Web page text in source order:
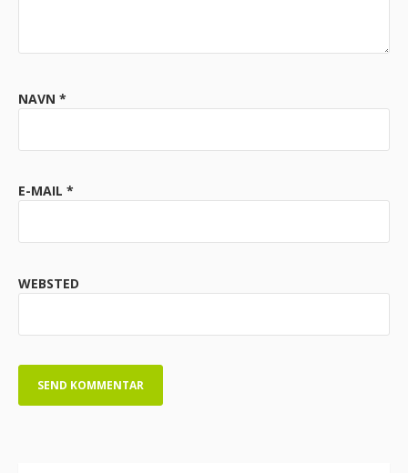
NAVN *
E-MAIL *
WEBSTED